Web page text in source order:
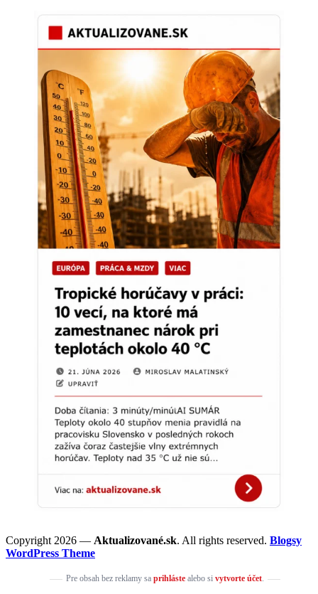
Copyright 2026 — Aktualizované.sk. All rights reserved. Blogsy
WordPress Theme
Pre obsah bez reklamy sa prihlástealebo si vytvorte účet.